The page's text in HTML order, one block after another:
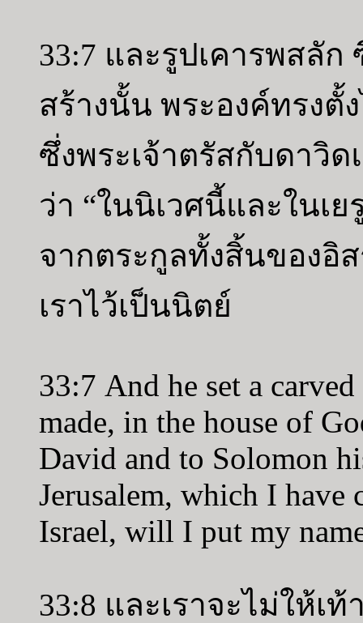
33:7 และรูปเคารพสลัก
สร้างนั้น พระองค์ทรงตั้
ซึ่งพระเจ้าตรัสกับดาวิ
ว่า “ในนิเวศนี้และในเย
จากตระกูลทั้งสิ้นของอิ
เราไว้เป็นนิตย์
33:7 And he set a
made, in the house of
David and to Solomon
Jerusalem, which I have
Israel, will I put my
33:8 และเราจะไม่ให้เ